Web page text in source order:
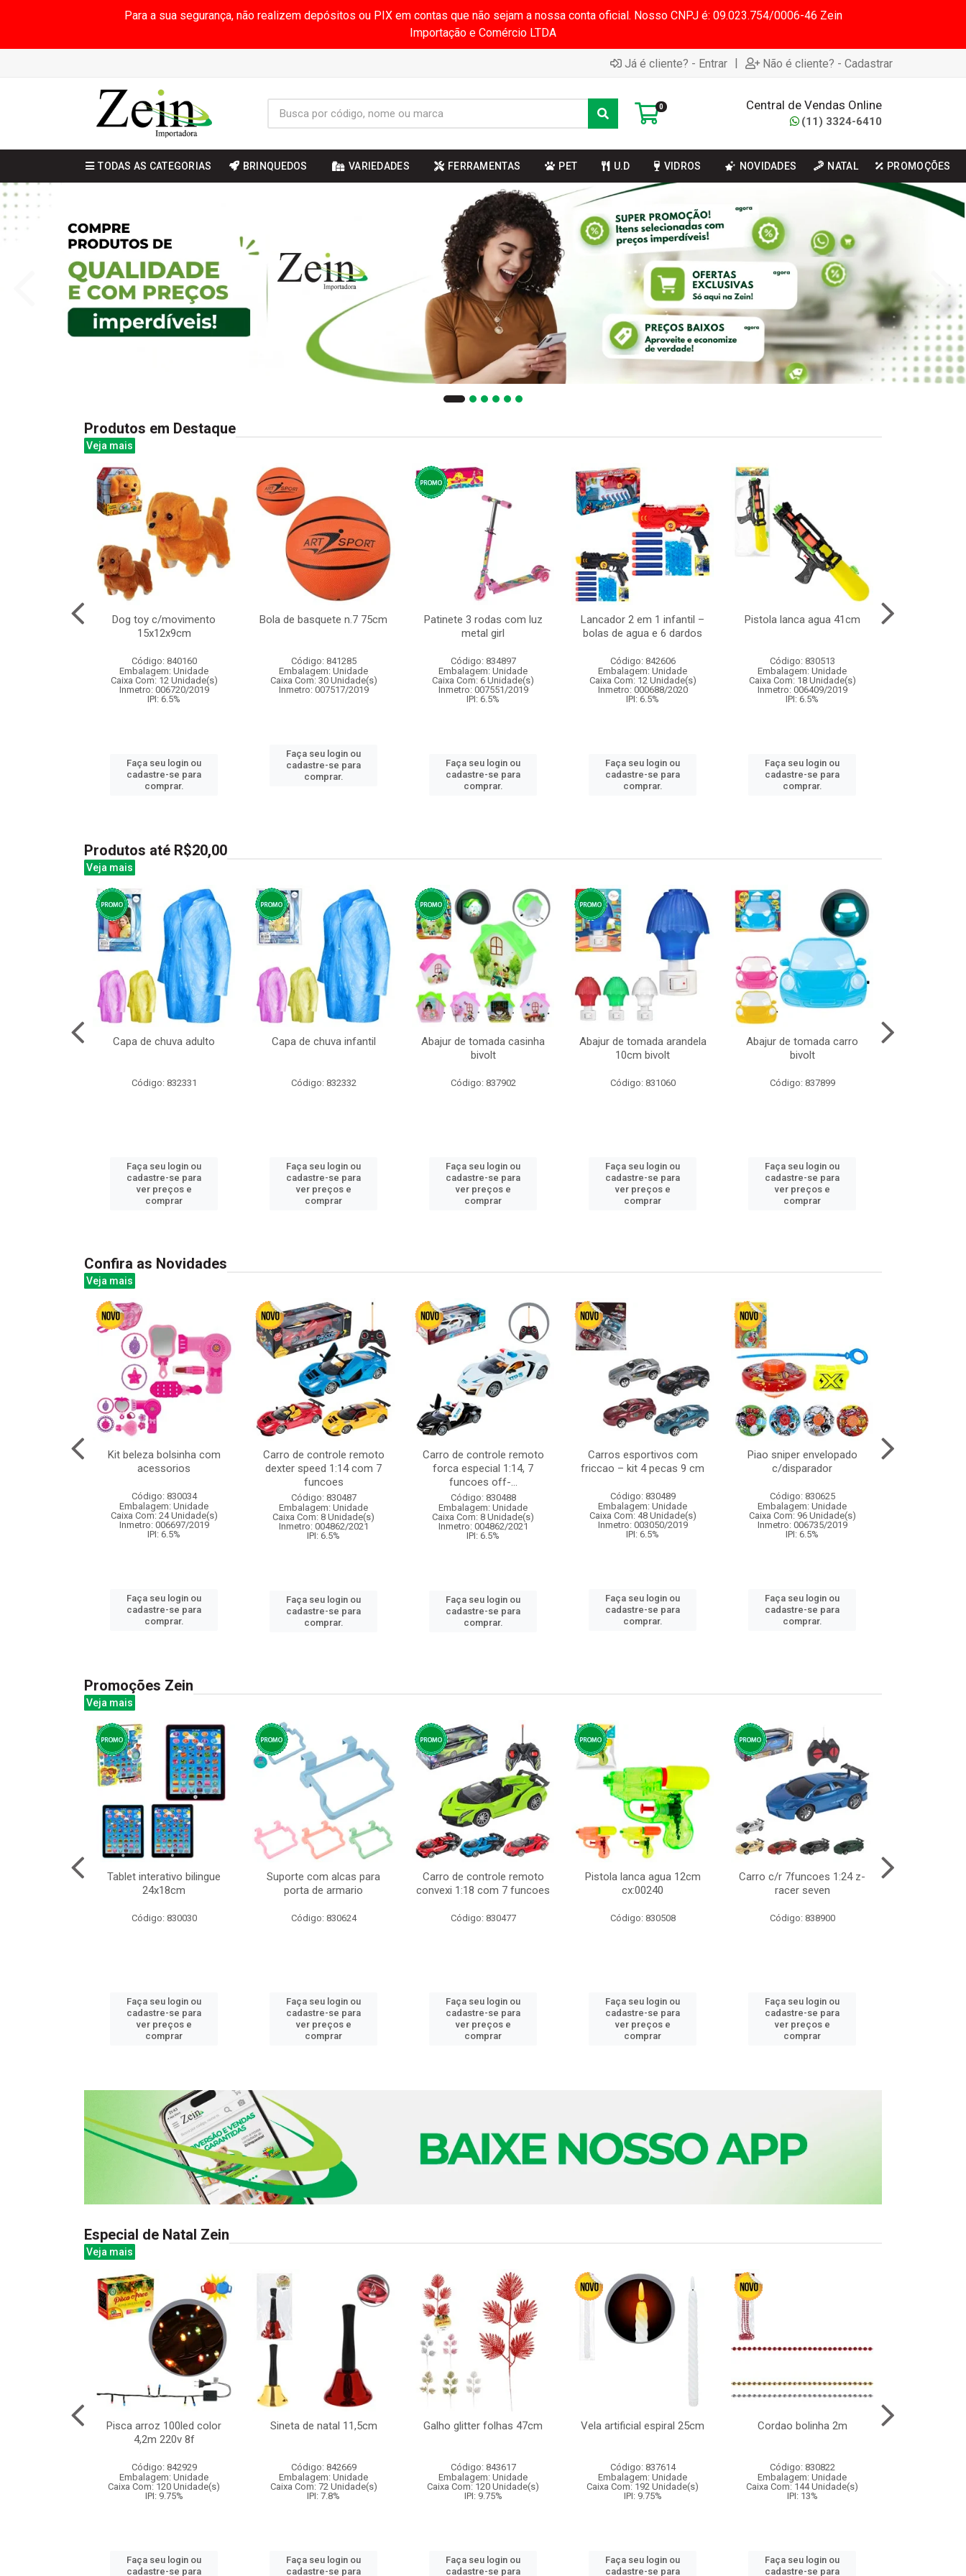
Para a sua segurança, não realizem depósitos ou PIX em contas que não sejam a nossa conta oficial. Nosso CNPJ é: 09.023.754/0006-46 Zein
Importação e Comércio LTDA
Já é cliente? - Entrar | Não é cliente? - Cadastrar
0 Central de Vendas Online
(11) 3324-6410
TODAS AS CATEGORIAS BRINQUEDOS VARIEDADES FERRAMENTAS PET U.D VIDROS NOVIDADES NATAL PROMOÇÕES
Produtos em Destaque
Veja mais
Dog toy c/movimento
15x12x9cm
Código: 840160
Embalagem: Unidade
Caixa Com: 12 Unidade(s)
Inmetro: 006720/2019
IPI: 6.5%
Faça seu login ou
cadastre-se para
comprar.
Bola de basquete n.7 75cm
Código: 841285
Embalagem: Unidade
Caixa Com: 30 Unidade(s)
Inmetro: 007517/2019
Faça seu login ou
cadastre-se para
comprar.
Patinete 3 rodas com luz
metal girl
Código: 834897
Embalagem: Unidade
Caixa Com: 6 Unidade(s)
Inmetro: 007551/2019
IPI: 6.5%
Faça seu login ou
cadastre-se para
comprar.
Lancador 2 em 1 infantil –
bolas de agua e 6 dardos
Código: 842606
Embalagem: Unidade
Caixa Com: 12 Unidade(s)
Inmetro: 000688/2020
IPI: 6.5%
Faça seu login ou
cadastre-se para
comprar.
Pistola lanca agua 41cm
Código: 830513
Embalagem: Unidade
Caixa Com: 18 Unidade(s)
Inmetro: 006409/2019
IPI: 6.5%
Faça seu login ou
cadastre-se para
comprar.
Produtos até R$20,00
Veja mais
Capa de chuva adulto
Código: 832331
Faça seu login ou
cadastre-se para
ver preços e
comprar
Capa de chuva infantil
Código: 832332
Faça seu login ou
cadastre-se para
ver preços e
comprar
Abajur de tomada casinha
bivolt
Código: 837902
Faça seu login ou
cadastre-se para
ver preços e
comprar
Abajur de tomada arandela
10cm bivolt
Código: 831060
Faça seu login ou
cadastre-se para
ver preços e
comprar
Abajur de tomada carro
bivolt
Código: 837899
Faça seu login ou
cadastre-se para
ver preços e
comprar
Confira as Novidades
Veja mais
Kit beleza bolsinha com
acessorios
Código: 830034
Embalagem: Unidade
Caixa Com: 24 Unidade(s)
Inmetro: 006697/2019
IPI: 6.5%
Faça seu login ou
cadastre-se para
comprar.
Carro de controle remoto
dexter speed 1:14 com 7
funcoes
Código: 830487
Embalagem: Unidade
Caixa Com: 8 Unidade(s)
Inmetro: 004862/2021
IPI: 6.5%
Faça seu login ou
cadastre-se para
comprar.
Carro de controle remoto
forca especial 1:14, 7
funcoes off-...
Código: 830488
Embalagem: Unidade
Caixa Com: 8 Unidade(s)
Inmetro: 004862/2021
IPI: 6.5%
Faça seu login ou
cadastre-se para
comprar.
Carros esportivos com
friccao – kit 4 pecas 9 cm
Código: 830489
Embalagem: Unidade
Caixa Com: 48 Unidade(s)
Inmetro: 003050/2019
IPI: 6.5%
Faça seu login ou
cadastre-se para
comprar.
Piao sniper envelopado
c/disparador
Código: 830625
Embalagem: Unidade
Caixa Com: 96 Unidade(s)
Inmetro: 006735/2019
IPI: 6.5%
Faça seu login ou
cadastre-se para
comprar.
Promoções Zein
Veja mais
Tablet interativo bilingue
24x18cm
Código: 830030
Faça seu login ou
cadastre-se para
ver preços e
comprar
Suporte com alcas para
porta de armario
Código: 830624
Faça seu login ou
cadastre-se para
ver preços e
comprar
Carro de controle remoto
convexi 1:18 com 7 funcoes
Código: 830477
Faça seu login ou
cadastre-se para
ver preços e
comprar
Pistola lanca agua 12cm
cx:00240
Código: 830508
Faça seu login ou
cadastre-se para
ver preços e
comprar
Carro c/r 7funcoes 1:24 z-
racer seven
Código: 838900
Faça seu login ou
cadastre-se para
ver preços e
comprar
Especial de Natal Zein
Veja mais
Pisca arroz 100led color
4,2m 220v 8f
Código: 842929
Embalagem: Unidade
Caixa Com: 120 Unidade(s)
IPI: 9.75%
Faça seu login ou
cadastre-se para
Sineta de natal 11,5cm
Código: 842669
Embalagem: Unidade
Caixa Com: 72 Unidade(s)
IPI: 7.8%
Faça seu login ou
cadastre-se para
Galho glitter folhas 47cm
Código: 843617
Embalagem: Unidade
Caixa Com: 120 Unidade(s)
IPI: 9.75%
Faça seu login ou
cadastre-se para
Vela artificial espiral 25cm
Código: 837614
Embalagem: Unidade
Caixa Com: 192 Unidade(s)
IPI: 9.75%
Faça seu login ou
cadastre-se para
Cordao bolinha 2m
Código: 830822
Embalagem: Unidade
Caixa Com: 144 Unidade(s)
IPI: 13%
Faça seu login ou
cadastre-se para